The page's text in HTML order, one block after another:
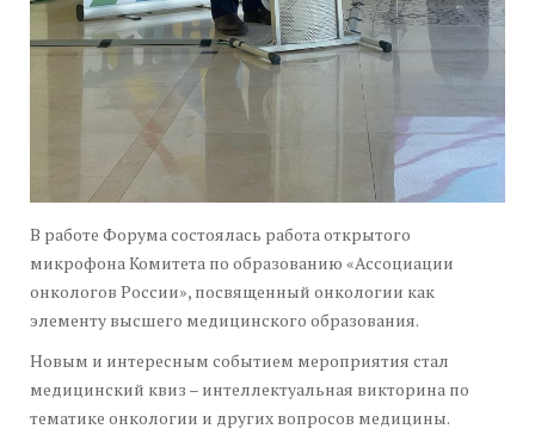
В работе Форума состоялась работа открытого
микрофона Комитета по образованию «Ассоциации
онкологов России», посвященный онкологии как
элементу высшего медицинского образования.
Новым и интересным событием мероприятия стал
медицинский квиз – интеллектуальная викторина по
тематике онкологии и других вопросов медицины.